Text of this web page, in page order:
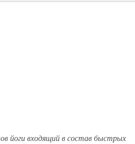
йоги входящий в состав быстрых